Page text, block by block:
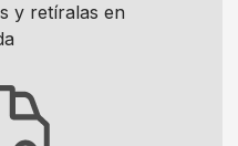
y retíralas en